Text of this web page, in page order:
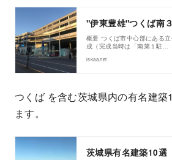
"伊東豊雄"つくば南
概要 つくば市中心部にある
成（完成当時は「南第１駐…
iskaa.net
つくば を含む茨城県内の有名建
ます。
茨城県有名建築10選